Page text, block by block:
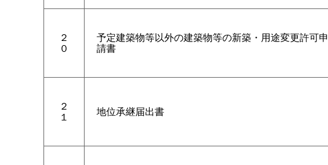
２
０
予定建築物等以外の建築物等の新築・用途変更許可申
請書
２
１
地位承継届出書